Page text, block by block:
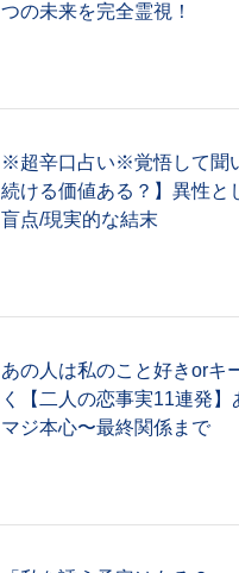
つの未来を完全霊視！
※超辛口占い※覚悟して聞
続ける価値ある？】異性と
盲点/現実的な結末
あの人は私のこと好きorキ
く【二人の恋事実11連発
マジ本心〜最終関係まで